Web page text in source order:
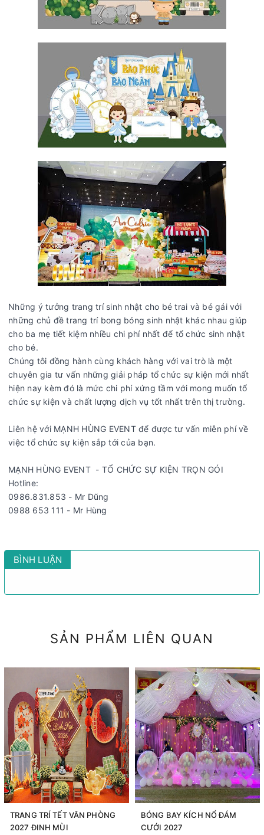
Những ý tưởng trang trí sinh nhật cho bé trai và bé gái với
những chủ đề trang trí bong bóng sinh nhật khác nhau giúp
cho ba mẹ tiết kiệm nhiều chi phí nhất để tổ chức sinh nhật
cho bé.
Chúng tôi đồng hành cùng khách hàng với vai trò là một
chuyên gia tư vấn những giải pháp tổ chức sự kiện mới nhất
hiện nay kèm đó là mức chi phí xứng tầm với mong muốn tổ
chức sự kiện và chất lượng dịch vụ tốt nhất trên thị trường.
Liên hệ với MẠNH HÙNG EVENT để được tư vấn miễn phí về
việc tổ chức sự kiện sắp tới của bạn.
MẠNH HÙNG EVENT - TỔ CHỨC SỰ KIỆN TRỌN GÓI
Hotline:
0986.831.853 - Mr Dũng
0988 653 111 - Mr Hùng
BÌNH LUẬN
SẢN PHẨM LIÊN QUAN
TRANG TRÍ TẾT VĂN PHÒNG
2027 ĐINH MÙI
BÓNG BAY KÍCH NỔ ĐÁM
CƯỚI 2027